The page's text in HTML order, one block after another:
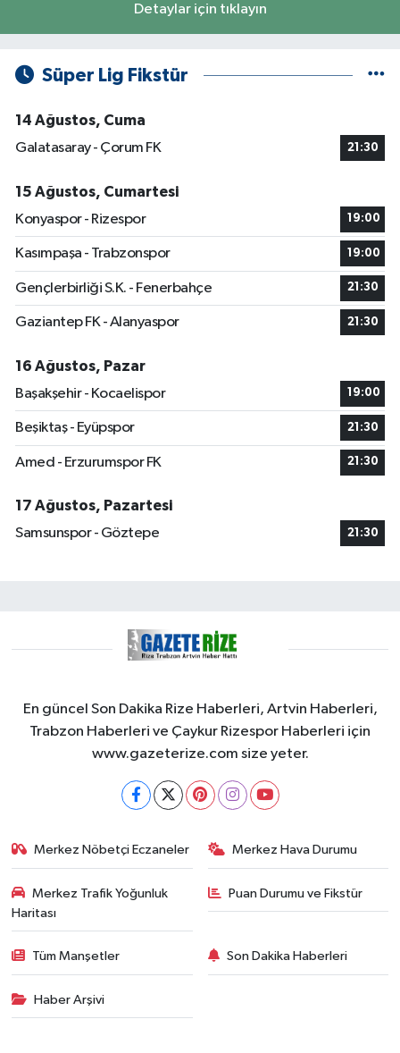
Detaylar için tıklayın
Süper Lig Fikstür
14 Ağustos, Cuma
Galatasaray - Çorum FK
21:30
15 Ağustos, Cumartesi
Konyaspor - Rizespor
19:00
Kasımpaşa - Trabzonspor 19:00
Gençlerbirliği S.K. - Fenerbahçe 21:30
Gaziantep FK - Alanyaspor 21:30
16 Ağustos, Pazar
Başakşehir - Kocaelispor
19:00
Beşiktaş - Eyüpspor 21:30
Amed - Erzurumspor FK 21:30
17 Ağustos, Pazartesi
Samsunspor - Göztepe
21:30
En güncel Son Dakika Rize Haberleri, Artvin Haberleri,
Trabzon Haberleri ve Çaykur Rizespor Haberleri için
www.gazeterize.com size yeter.
Merkez Nöbetçi Eczaneler Merkez Hava Durumu
Merkez Trafik Yoğunluk
Haritası
Puan Durumu ve Fikstür
Tüm Manşetler Son Dakika Haberleri
Haber Arşivi